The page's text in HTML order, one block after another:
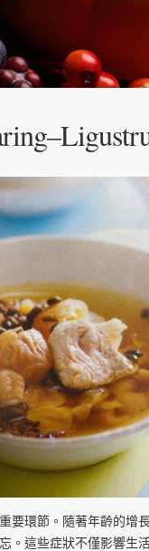
要環節。隨著年齡的增長
。這些症狀不僅影響生